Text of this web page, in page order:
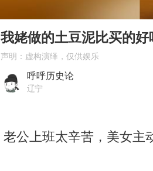
村民谈“梅姨
“深圳地面沉
80后女柜员
我姥做的土豆泥比买的好
声明：虚构演绎，仅供娱乐
呼呼历史论
辽宁
老公上班太辛苦，美女主